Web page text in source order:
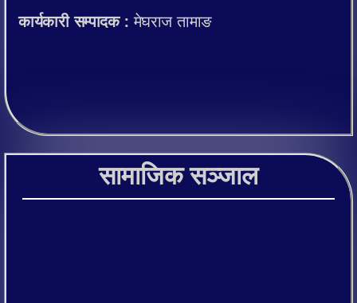
कार्यकारी सम्पादक :मेघराज तामाङ
सामाजिक सञ्जाल